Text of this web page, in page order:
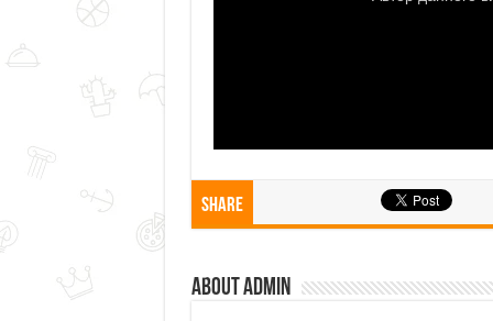
Share
About admin